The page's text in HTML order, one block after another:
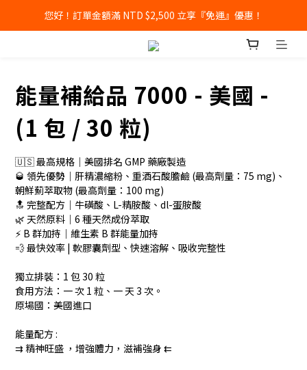
您好！訂單金額滿 NTD $2,500 立享『免運』優惠！
能量補給品 7000 - 美國 -
(1 包 / 30 粒)
🇺🇸 最高規格｜美國排名 GMP 藥廠製造
🥃 領先優勢｜肝精濃縮粉、重酒石酸膽鹼 (最高劑量：75 mg)、
朝鮮薊萃取物 (最高劑量：100 mg)
🔝 完整配方｜牛磺酸、L-精胺酸、dl-蛋胺酸
🌿 天然原料｜6 種天然成份萃取
⚡️ B 群加持｜維生素 B 群能量加持
💨 最快效率 | 軟膠囊劑型、快速溶解、吸收完整性
獨立排裝：1 包 30 粒
食用方法：一 次 1 粒、一 天 3 次。
原場國：美國進口
能量配方 :
⇉ 精神旺盛 ，增強體力，滋補強身 ⇇